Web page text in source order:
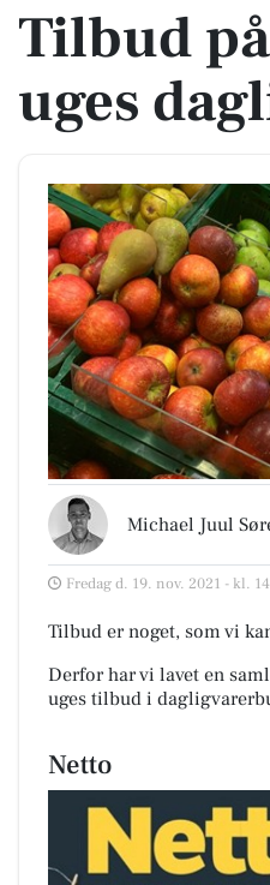
Tilbud
uges
Michael Juul
Fredag d. 19. nov. 2021 - kl.
Tilbud er noget, som vi
Derfor har vi lavet en
uges tilbud i
Netto